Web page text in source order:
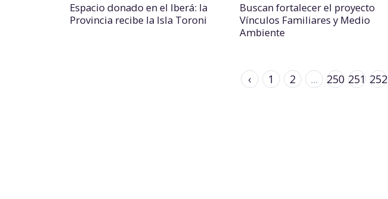
Espacio donado en el Iberá: la
Provincia recibe la Isla Toroni
Buscan fortalecer el proyecto
Vínculos Familiares y Medio
Ambiente
‹ 1 2 ... 250 251 252